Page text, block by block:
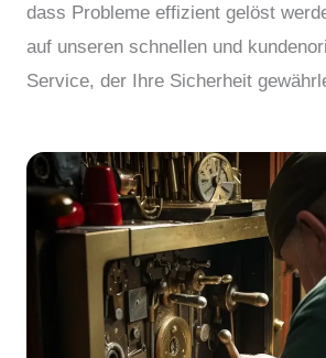
dass Probleme effizient gelöst
auf unseren schnellen und
Service, der Ihre Sicherheit